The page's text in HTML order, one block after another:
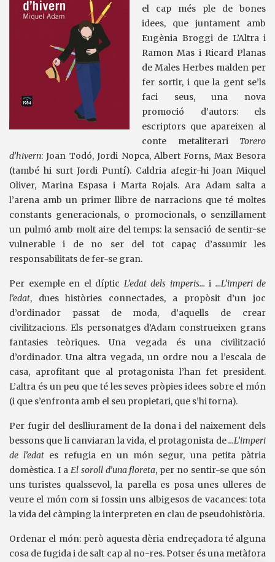
el cap més ple de bones
idees, que juntament amb
Eugènia Broggi de L’Altra i
Ramon Mas i Ricard Planas
de Males Herbes malden per
fer sortir, i que la gent se’ls
faci seus, una nova
promoció d’autors: els
escriptors que apareixen al
conte metaliterari Torero
d’hivern: Joan Todó, Jordi Nopca, Albert Forns, Max Besora
(també hi surt Jordi Puntí). Caldria afegir-hi Joan Miquel
Oliver, Marina Espasa i Marta Rojals. Ara Adam salta a
l’arena amb un primer llibre de narracions que té moltes
constants generacionals, o promocionals, o senzillament
un pulmó amb molt aire del temps: la sensació de sentir-se
vulnerable i de no ser del tot capaç d’assumir les
responsabilitats de fer-se gran.
Per exemple en el díptic L’edat dels imperis… i …L’imperi de
l’edat, dues històries connectades, a propòsit d’un joc
d’ordinador passat de moda, d’aquells de crear
civilitzacions. Els personatges d’Adam construeixen grans
fantasies teòriques. Una vegada és una civilització
d’ordinador. Una altra vegada, un ordre nou a l’escala de
casa, aprofitant que al protagonista l’han fet president.
L’altra és un peu que té les seves pròpies idees sobre el món
(i que s’enfronta amb el seu propietari, que s’hi torna).
Per fugir del deslliurament de la dona i del naixement dels
bessons que li canviaran la vida, el protagonista de…L’imperi
de l’edat es refugia en un món segur, una petita pàtria
domèstica. I a El soroll d’una floreta, per no sentir-se que són
uns turistes qualssevol, la parella es posa unes ulleres de
veure el món com si fossin uns albigesos de vacances: tota
la vida del càmping la interpreten en clau de pseudohistòria.
Ordenar el món: però aquesta dèria endreçadora té alguna
cosa de fugida i de salt cap al no-res. Potser és una metàfora